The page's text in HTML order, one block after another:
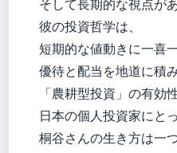
そして長期的な視点があ
彼の投資哲学は、
短期的な値動きに一喜
優待と配当を地道に積
「農耕型投資」の有効
日本の個人投資家にとっ
桐谷さんの生き方は一